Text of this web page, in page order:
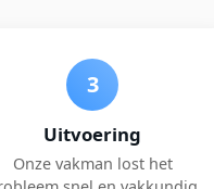
3
Uitvoering
Onze vakman lost het